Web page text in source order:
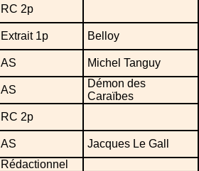
RC 2p
Extrait 1p Belloy
AS Michel Tanguy
AS
Démon des
Caraïbes
RC 2p
AS Jacques Le Gall
Rédactionnel